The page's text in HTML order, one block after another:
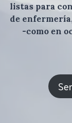
listas para
de
-como en